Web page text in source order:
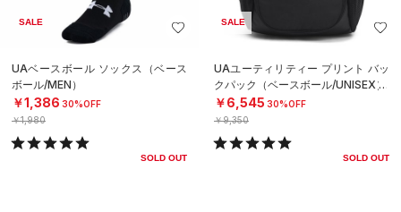
SALE
UAベースボール ソックス（ベース
ボール/MEN）
￥1,386 30%OFF
￥1,980
SOLD OUT
SALE
UAユーティリティー プリント バッ
クパック（ベースボール/UNISEX）
￥6,545 30%OFF
￥9,350
SOLD OUT